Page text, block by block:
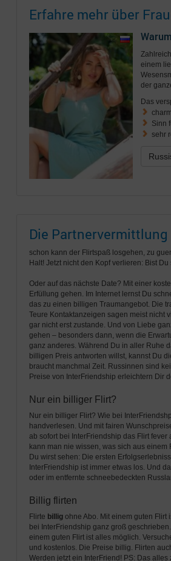
Erfahre mehr über
einem
der
Das
Sinn
sehr
Die
schon kann der Flirtspaß losgehen, zu
Halt! Jetzt nicht den Kopf verlieren: Bist
Oder auf das nächste Date? Mit einer
Erfüllung gehen. Im Internet lernst Du
das zu einen billigen Traumangebot. Die
Teure Kontaktanzeigen sagen meist nicht
gar nicht erst zustande. Und von Liebe
gehen – besonders dann, wenn die
ganz anderes. Während Du in aller Ruhe
billigen Preis antworten willst, kannst Du
braucht manchmal Zeit. Russinnen sind
Preise von InterFriendship erleichtern Dir
Nur ein billiger Flirt?
Nur ein billiger Flirt? Wie bei
handverlesen. Und mit fairen
ab sofort bei InterFriendship das Flirt
kann man nie wissen, was sich aus
Du wirst sehen: Die ersten
InterFriendship ist immer etwas los. Und
oder im entfernte schneebedeckten
Billig flirten
Flirte billig ohne Abo. Mit einem guten Flirt
bei InterFriendship ganz groß
einem guten Flirt ist alles möglich.
und kostenlos. Die Preise billig. Flirten
Werden jetzt ein InterFriend! PS: Das